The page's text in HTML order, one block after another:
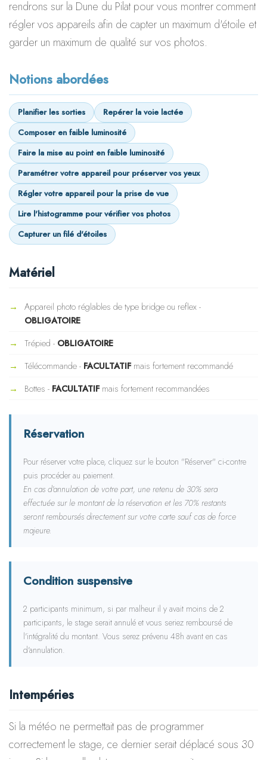
rendrons sur la Dune du Pilat pour vous montrer comment
régler vos appareils afin de capter un maximum d'étoile et
garder un maximum de qualité sur vos photos.
Notions abordées
Planifier les sorties
Repérer la voie lactée
Composer en faible luminosité
Faire la mise au point en faible luminosité
Paramétrer votre appareil pour préserver vos yeux
Régler votre appareil pour la prise de vue
Lire l'histogramme pour vérifier vos photos
Capturer un filé d'étoiles
Matériel
Appareil photo réglables de type bridge ou reflex -
OBLIGATOIRE
Trépied - OBLIGATOIRE
Télécommande - FACULTATIF mais fortement recommandé
Bottes - FACULTATIF mais fortement recommandées
Réservation
Pour réserver votre place, cliquez sur le bouton "Réserver" ci-contre
puis procéder au paiement.
En cas d'annulation de votre part, une retenu de 30% sera
effectuée sur le montant de la réservation et les 70% restants
seront remboursés directement sur votre carte sauf cas de force
majeure.
Condition suspensive
2 participants minimum, si par malheur il y avait moins de 2
participants, le stage serait annulé et vous seriez remboursé de
l'intégralité du montant. Vous serez prévenu 48h avant en cas
d'annulation.
Intempéries
Si la météo ne permettait pas de programmer
correctement le stage, ce dernier serait déplacé sous 30